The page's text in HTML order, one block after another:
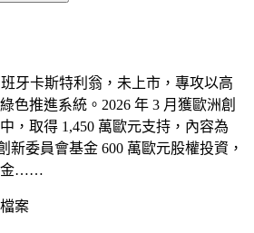
班牙卡斯特利翁，未上市，專攻以高
色推進系統。2026 年 3 月獲歐洲創
，取得 1,450 萬歐元支持，內容為
新委員會基金 600 萬歐元股權投資，
金……
案